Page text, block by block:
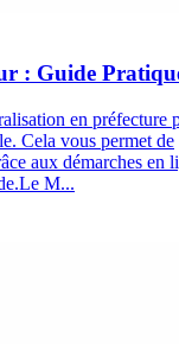
: Guide
en préfecture
Cela vous permet de
aux démarches en
M...